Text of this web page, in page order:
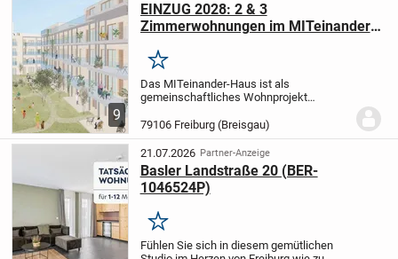
9
EINZUG 2028: 2 & 3
Zimmerwohnungen im MITeinander-
in Freiburg Kleineschholz
Merken
Das MITeinander-Haus ist als
gemeinschaftliches Wohnprojekt
Zusammenleben aktiv mitgestalten. Im
Mittelpunkt steht nicht allein die
Bereitstellung von...
79106 Freiburg (Breisgau)
21.07.2026 Partner-Anzeige
Basler Landstraße 20 (BER-
1046524P)
Merken
Fühlen Sie sich in diesem gemütlichen